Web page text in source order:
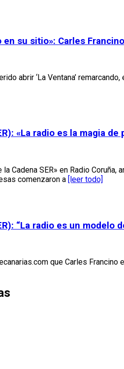
su sitio»: Carles
abrir ‘La Ventana’
«La radio es la magia
Cadena SER» en Radio
comenzaron a [leer todo]
“La radio es un
que Carles